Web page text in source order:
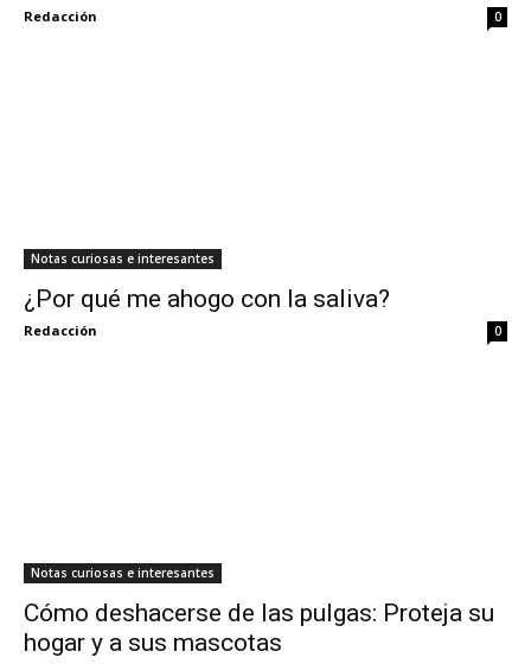
Redacción 0
Notas curiosas e interesantes
¿Por qué me ahogo con la saliva?
Redacción 0
Notas curiosas e interesantes
Cómo deshacerse de las pulgas: Proteja su
hogar y a sus mascotas